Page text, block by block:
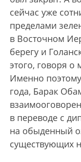
сейчас уже
пределами
в Восточном
берегу и
этого, говоря о
Именно
года, Барак
в переводе с
на обыденный
существующих